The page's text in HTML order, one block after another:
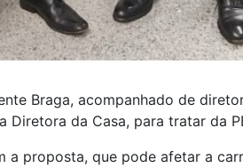
Braga, acompanhado de
Diretora da Casa, para tratar da
a proposta, que pode afetar a